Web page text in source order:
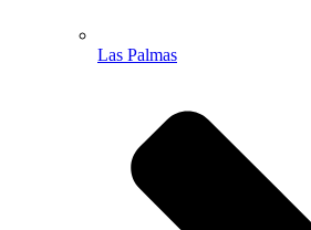
Las Palmas